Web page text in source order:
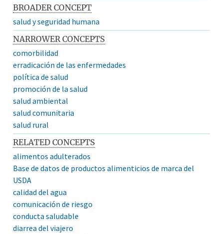
BROADER CONCEPT
salud y seguridad humana
NARROWER CONCEPTS
comorbilidad
erradicación de las enfermedades
política de salud
promoción de la salud
salud ambiental
salud comunitaria
salud rural
RELATED CONCEPTS
alimentos adulterados
Base de datos de productos alimenticios de marca del
USDA
calidad del agua
comunicación de riesgo
conducta saludable
diarrea del viajero